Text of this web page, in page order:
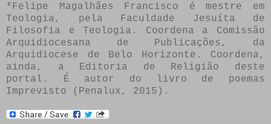
*Felipe Magalhães Francisco é mestre em
Teologia, pela Faculdade Jesuíta de
Filosofia e Teologia. Coordena a Comissão
Arquidiocesana de Publicações, da
Arquidiocese de Belo Horizonte. Coordena,
ainda, a Editoria de Religião deste
portal. É autor do livro de poemas
Imprevisto (Penalux, 2015).